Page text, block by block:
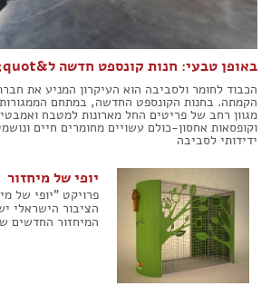
באופן טבעי: חנות קונספט חדשה ל&quot;קנה קש&quot;
הכבוד לחומר ולסביבה הוא העיקרון המניע את
הקמתה. בחנות הקונספט החדשה, במתחם
מגוון רחב של פריטים החל מארונות למטבח
וקופסאות אחסון-כולם עשויים מחומרים חיים
ידידותי לסביבה
יופי של מיחזור
פרויקט "יופי של
הציבור הישראלי
המיחזור החדשים